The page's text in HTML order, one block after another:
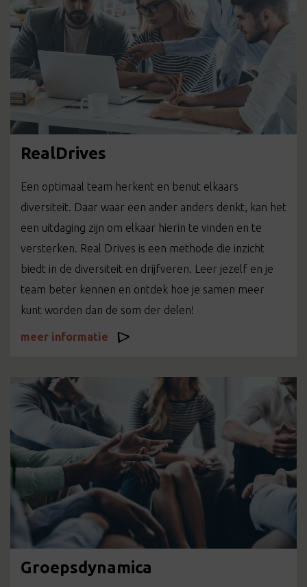
RealDrives
Een optimaal team herkent en benut elkaars
diversiteit. Daar waar een ander anders denkt, kan het
een uitdaging zijn om elkaar hierin te vinden en te
versterken. Real Drives is een methode die inzicht
biedt in de diversiteit en drijfveren. Leer jezelf en je
team beter kennen en ontdek hoe je samen meer
kunt worden dan de som der delen!
meer informatie
Groepsdynamica